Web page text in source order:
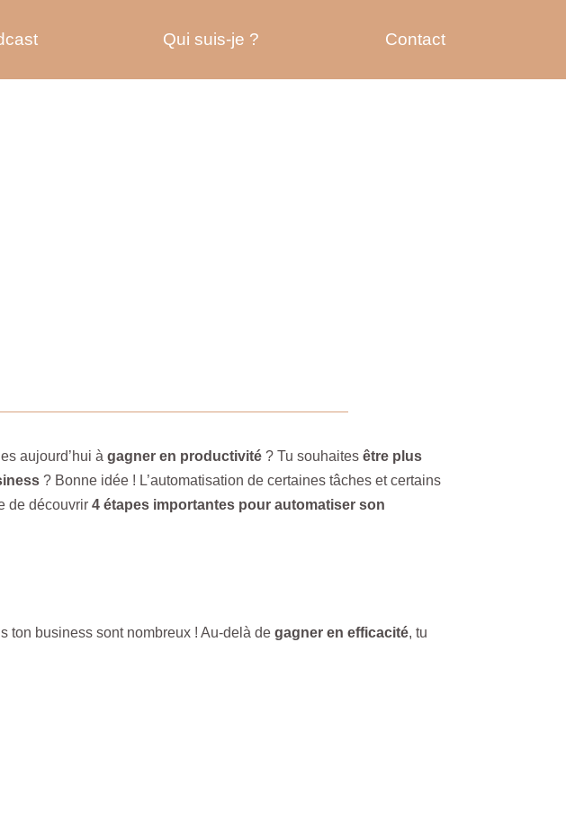
Qui suis-je ? Contact
aujourd’hui àgagner en productivité? Tu souhaites être plus
? Bonne idée ! L’automatisation de certaines tâches et certains
de découvrir4 étapes importantes pour automatiser son
ton business sont nombreux ! Au-delà de gagner en efficacité, tu